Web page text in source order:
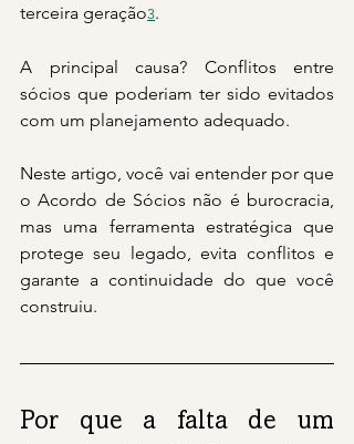
terceira geração3.
A principal causa? Conflitos entre
sócios que poderiam ter sido evitados
com um planejamento adequado.
Neste artigo, você vai entender por que
o Acordo de Sócios não é burocracia,
mas uma ferramenta estratégica que
protege seu legado, evita conflitos e
garante a continuidade do que você
construiu.
Por que a falta de um